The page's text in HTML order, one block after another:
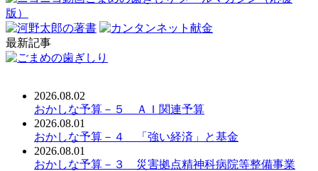
最新記事
2026.08.02
おかしな予算－５ ＡＩ関連予算
2026.08.01
おかしな予算－４ 「強い経済」と基金
2026.08.01
おかしな予算－３ 災害拠点精神科病院等整備事業